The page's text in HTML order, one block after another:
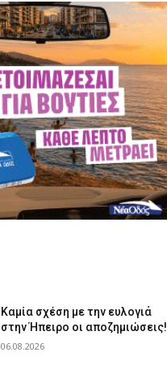
Καμία σχέση με την ευλογιά
στην Ήπειρο οι αποζημιώσεις!
06.08.2026